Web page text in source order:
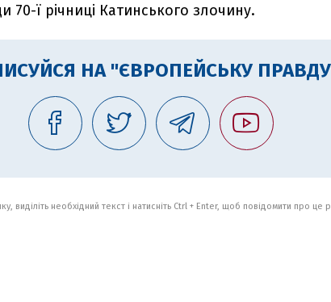
70-ї річниці Катинського злочину.
НА "ЄВРОПЕЙСЬКУ
виділіть необхідний текст і натисніть Ctrl + Enter, щоб повідомити про це